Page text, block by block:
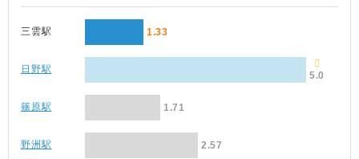
三雲駅 1.33
日野駅
5.0
篠原駅 1.71
野洲駅 2.57